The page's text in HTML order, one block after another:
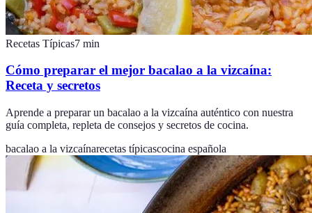
Recetas Típicas7 min
Cómo preparar el mejor bacalao a la vizcaína:
Receta y secretos
Aprende a preparar un bacalao a la vizcaína auténtico con nuestra
guía completa, repleta de consejos y secretos de cocina.
bacalao a la vizcaínarecetas típicascocina española